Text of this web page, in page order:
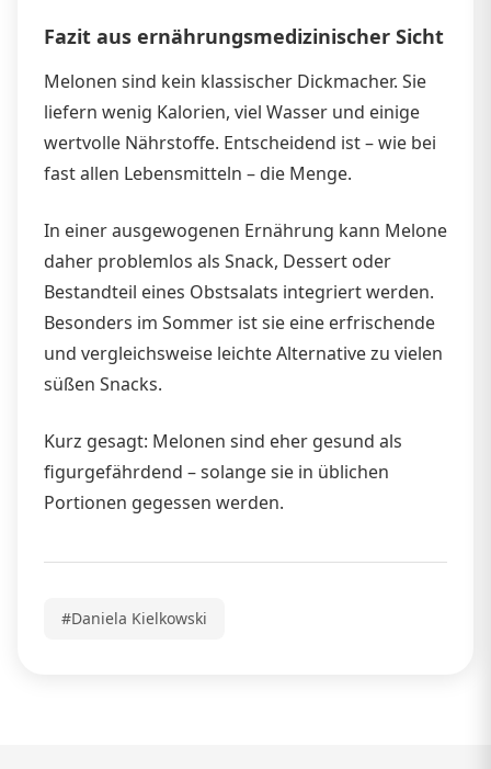
Fazit aus ernährungsmedizinischer Sicht
Melonen sind kein klassischer Dickmacher. Sie
liefern wenig Kalorien, viel Wasser und einige
wertvolle Nährstoffe. Entscheidend ist – wie bei
fast allen Lebensmitteln – die Menge.
In einer ausgewogenen Ernährung kann Melone
daher problemlos als Snack, Dessert oder
Bestandteil eines Obstsalats integriert werden.
Besonders im Sommer ist sie eine erfrischende
und vergleichsweise leichte Alternative zu vielen
süßen Snacks.
Kurz gesagt: Melonen sind eher gesund als
figurgefährdend – solange sie in üblichen
Portionen gegessen werden.
#Daniela Kielkowski